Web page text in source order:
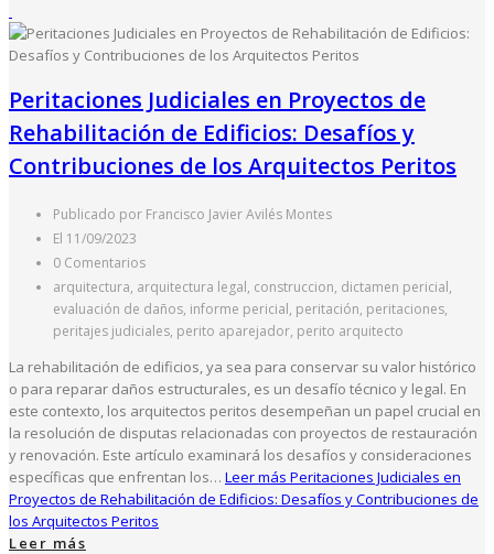
Peritaciones Judiciales en Proyectos de
Rehabilitación de Edificios: Desafíos y
Contribuciones de los Arquitectos Peritos
Publicado por Francisco Javier Avilés Montes
El 11/09/2023
0 Comentarios
arquitectura, arquitectura legal, construccion, dictamen pericial,
evaluación de daños, informe pericial, peritación, peritaciones,
peritajes judiciales, perito aparejador, perito arquitecto
La rehabilitación de edificios, ya sea para conservar su valor histórico
o para reparar daños estructurales, es un desafío técnico y legal. En
este contexto, los arquitectos peritos desempeñan un papel crucial en
la resolución de disputas relacionadas con proyectos de restauración
y renovación. Este artículo examinará los desafíos y consideraciones
específicas que enfrentan los… Leer más Peritaciones Judiciales en
Proyectos de Rehabilitación de Edificios: Desafíos y Contribuciones de
los Arquitectos Peritos
Leer más